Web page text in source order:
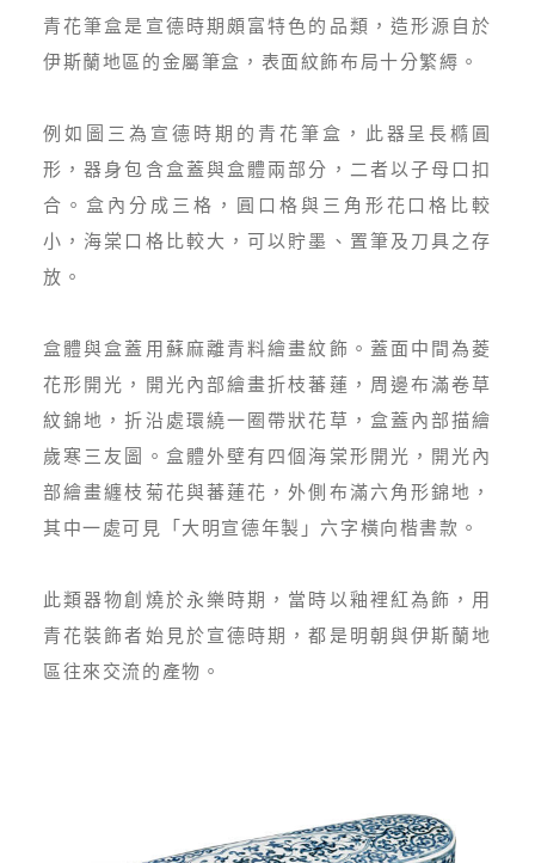
青花筆盒是宣德時期頗富特色的品類，造形源自於
伊斯蘭地區的金屬筆盒，表面紋飾布局十分繁縟。
例如圖三為宣德時期的青花筆盒，此器呈長橢圓
形，器身包含盒蓋與盒體兩部分，二者以子母口扣
合。盒內分成三格，圓口格與三角形花口格比較
小，海棠口格比較大，可以貯墨、置筆及刀具之存
放。
盒體與盒蓋用蘇麻離青料繪畫紋飾。蓋面中間為菱
花形開光，開光內部繪畫折枝蕃蓮，周邊布滿卷草
紋錦地，折沿處環繞一圈帶狀花草，盒蓋內部描繪
歲寒三友圖。盒體外壁有四個海棠形開光，開光內
部繪畫纏枝菊花與蕃蓮花，外側布滿六角形錦地，
其中一處可見「大明宣德年製」六字橫向楷書款。
此類器物創燒於永樂時期，當時以釉裡紅為飾，用
青花裝飾者始見於宣德時期，都是明朝與伊斯蘭地
區往來交流的產物。